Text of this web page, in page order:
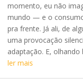
momento, eu não
mundo — e o
pra frente. Já ali, de
uma provocação
adaptação. E, olhando
ler mais